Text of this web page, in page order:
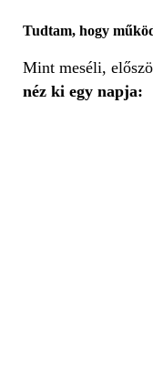
Tudtam, hogy
Mint meséli,
néz ki egy napja: